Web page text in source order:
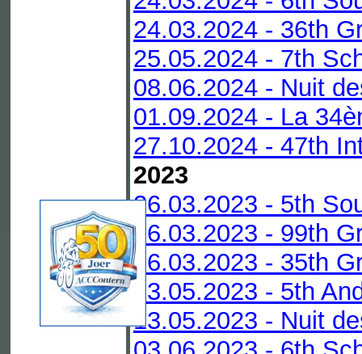
24.03.2024 - 36th
25.05.2024 - 7th
08.06.2024 - Nuit
01.09.2024 - La
27.10.2024 - 47th
2023
26.03.2023 - 5th
26.03.2023 - 99th
26.03.2023 - 35th
13.05.2023 - 5th
13.05.2023 - Nuit